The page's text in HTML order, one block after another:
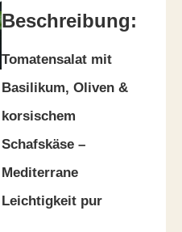
Beschreibung:
Tomatensalat mit
Basilikum, Oliven &
korsischem
Schafskäse –
Mediterrane
Leichtigkeit pur